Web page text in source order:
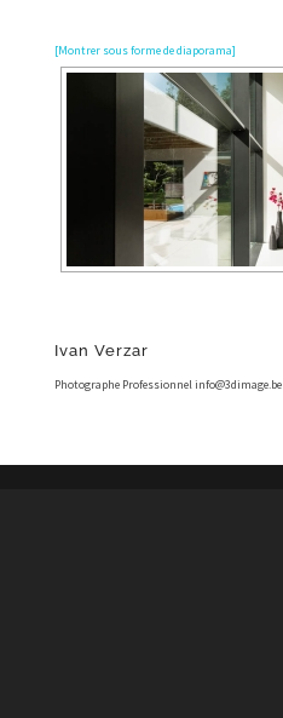
[Montrer sous forme de diaporama]
Ivan Verzar
Photographe Professionnel info@3dimage.be